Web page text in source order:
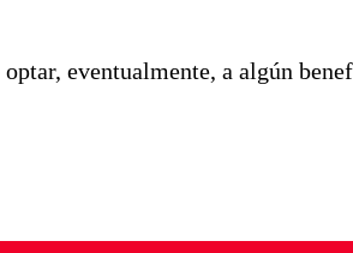
eventualmente, a algún